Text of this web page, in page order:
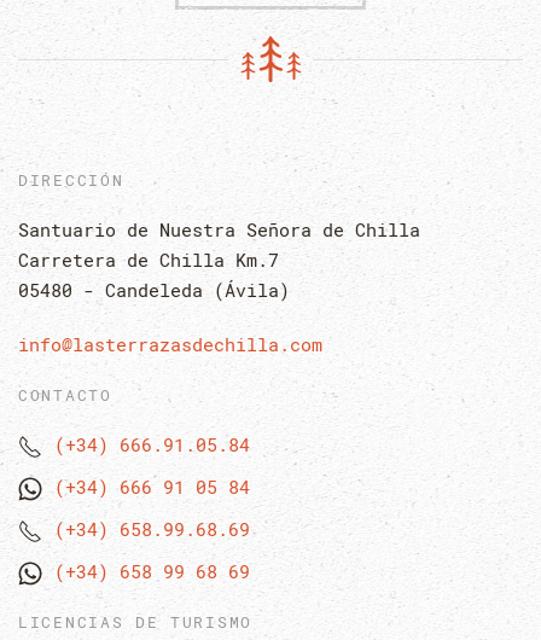
DIRECCIÓN
Santuario de Nuestra Señora de Chilla
Carretera de Chilla Km.7
05480 - Candeleda (Ávila)
info@lasterrazasdechilla.com
CONTACTO
(+34) 666.91.05.84
(+34) 666 91 05 84
(+34) 658.99.68.69
(+34) 658 99 68 69
LICENCIAS DE TURISMO